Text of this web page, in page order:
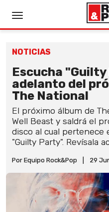
NOTICIAS
Escucha
adelanto del
The National
El próximo álbum de
Well Beast y saldrá el
disco al cual pertenece
"Guilty Party". Revísala
Por Equipo Rock&Pop 29